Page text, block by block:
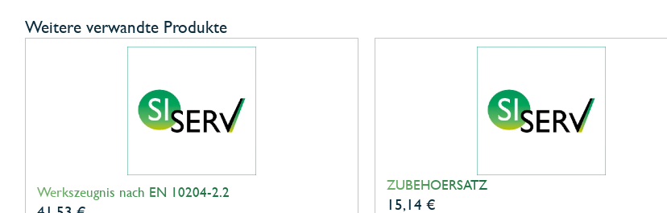
Weitere verwandte Produkte
Werkszeugnis nach EN 10204-2.2 ZUBEHOERSATZ
15,14 €